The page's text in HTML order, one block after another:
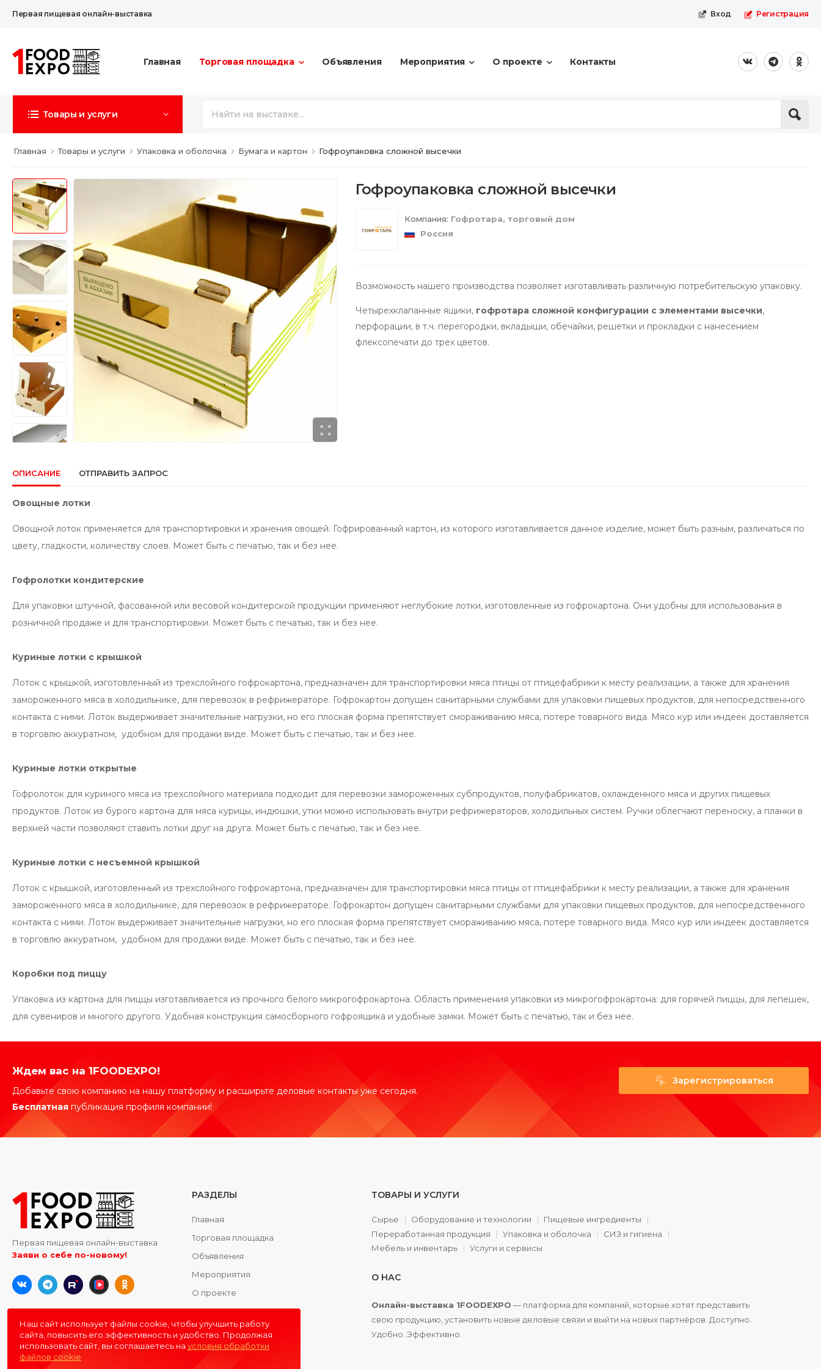
Первая пищевая онлайн-выставка Вход Регистрация
Главная Торговая площадка Объявления Мероприятия О проекте Контакты
Товары и услуги
Главная Товары и услуги Упаковка и оболочка Бумага и картон Гофроупаковка сложной высечки
Гофроупаковка сложной высечки
Компания: Гофротара, торговый дом
Россия
Возможность нашего производства позволяет изготавливать различную потребительскую упаковку.
Четырехклапанные ящики, гофротара сложной конфигурации с элементами высечки,
перфорации, в т.ч. перегородки, вкладыши, обечайки, решетки и прокладки с нанесением
флексопечати до трех цветов.
ОПИСАНИЕ ОТПРАВИТЬ ЗАПРОС
Овощные лотки
Овощной лоток применяется для транспортировки и хранения овощей. Гофрированный картон, из которого изготавливается данное изделие, может быть разным, различаться по
цвету, гладкости, количеству слоев. Может быть с печатью, так и без нее.
Гофролотки кондитерские
Для упаковки штучной, фасованной или весовой кондитерской продукции применяют неглубокие лотки, изготовленные из гофрокартона. Они удобны для использования в
розничной продаже и для транспортировки. Может быть с печатью, так и без нее.
Куриные лотки с крышкой
Лоток с крышкой, изготовленный из трехслойного гофрокартона, предназначен для транспортировки мяса птицы от птицефабрики к месту реализации, а также для хранения
замороженного мяса в холодильнике, для перевозок в рефрижераторе. Гофрокартон допущен санитарными службами для упаковки пищевых продуктов, для непосредственного
контакта с ними. Лоток выдерживает значительные нагрузки, но его плоская форма препятствует смораживанию мяса, потере товарного вида. Мясо кур или индеек доставляется
в торговлю аккуратном, удобном для продажи виде. Может быть с печатью, так и без нее.
Куриные лотки открытые
Гофролоток для куриного мяса из трехслойного материала подходит для перевозки замороженных субпродуктов, полуфабрикатов, охлажденного мяса и других пищевых
продуктов. Лоток из бурого картона для мяса курицы, индюшки, утки можно использовать внутри рефрижераторов, холодильных систем. Ручки облегчают переноску, а планки в
верхней части позволяют ставить лотки друг на друга. Может быть с печатью, так и без нее.
Куриные лотки с несъемной крышкой
Лоток с крышкой, изготовленный из трехслойного гофрокартона, предназначен для транспортировки мяса птицы от птицефабрики к месту реализации, а также для хранения
замороженного мяса в холодильнике, для перевозок в рефрижераторе. Гофрокартон допущен санитарными службами для упаковки пищевых продуктов, для непосредственного
контакта с ними. Лоток выдерживает значительные нагрузки, но его плоская форма препятствует смораживанию мяса, потере товарного вида. Мясо кур или индеек доставляется
в торговлю аккуратном, удобном для продажи виде. Может быть с печатью, так и без нее.
Коробки под пиццу
Упаковка из картона для пиццы изготавливается из прочного белого микрогофрокартона. Область применения упаковки из микрогофрокартона: для горячей пиццы, для лепешек,
для сувениров и многого другого. Удобная конструкция самосборного гофроящика и удобные замки. Может быть с печатью, так и без нее.
Ждем вас на 1FOODEXPO!
Добавьте свою компанию на нашу платформу и расширьте деловые контакты уже сегодня.
Бесплатная публикация профиля компании!
Зарегистрироваться
Первая пищевая онлайн-выставка
Заяви о себе по-новому!
РАЗДЕЛЫ
Главная
Торговая площадка
Объявления
Мероприятия
О проекте
Контакты
ТОВАРЫ И УСЛУГИ
Сырье Оборудование и технологии
Пищевые ингредиенты
Переработанная продукция
Упаковка и оболочка
СИЗ и гигиена
Мебель и инвентарь
Услуги и сервисы
О НАС
Онлайн-выставка 1FOODEXPO — платформа для компаний, которые хотят представить
свою продукцию, установить новые деловые связи и выйти на новых партнёров. Доступно.
Удобно. Эффективно.
Наш сайт использует файлы cookie, чтобы улучшить работу
сайта, повысить его эффективность и удобство. Продолжая
использовать сайт, вы соглашаетесь на условия обработки
файлов cookie